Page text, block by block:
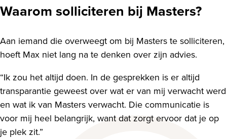
Waarom solliciteren bij Masters?
Aan iemand die overweegt om bij Masters te solliciteren,
hoeft Max niet lang na te denken over zijn advies.
“Ik zou het altijd doen. In de gesprekken is er altijd
transparantie geweest over wat er van mij verwacht werd
en wat ik van Masters verwacht. Die communicatie is
voor mij heel belangrijk, want dat zorgt ervoor dat je op
je plek zit.”